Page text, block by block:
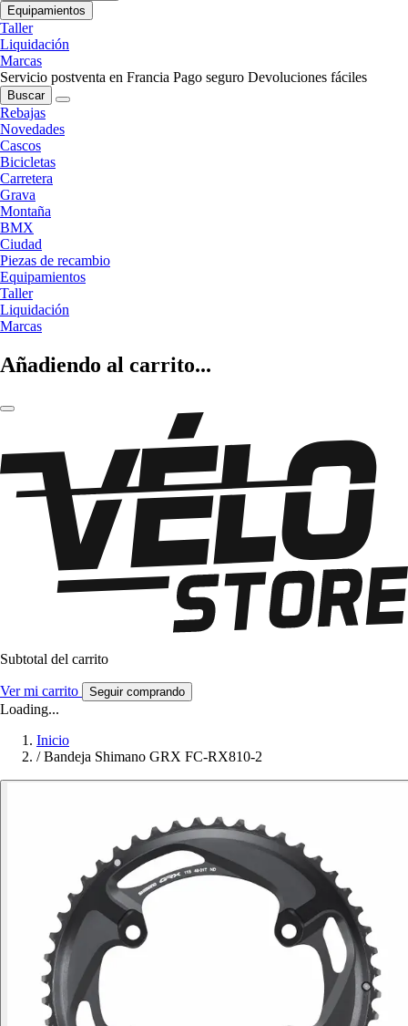
Equipamientos
Taller
Liquidación
Marcas
Servicio postventa en Francia Pago seguro Devoluciones fáciles
Buscar
Rebajas
Novedades
Cascos
Bicicletas
Carretera
Grava
Montaña
BMX
Ciudad
Piezas de recambio
Equipamientos
Taller
Liquidación
Marcas
Añadiendo al carrito...
Subtotal del carrito
Ver mi carrito Seguir comprando
Loading...
Inicio
/ Bandeja Shimano GRX FC-RX810-2